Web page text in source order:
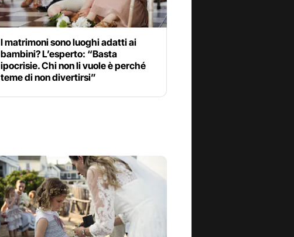
I matrimoni sono luoghi adatti ai
bambini? L’esperto: “Basta
ipocrisie. Chi non li vuole è perché
teme di non divertirsi”